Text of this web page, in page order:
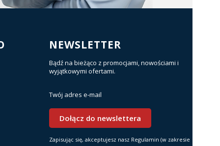
NEWSLETTER
Bądź na bieżąco z promocjami, nowościami i
wyjątkowymi ofertami.
Twój adres e-mail
Dołącz do newslettera
Zapisując się, akceptujesz nasz Regulamin (w zakresie